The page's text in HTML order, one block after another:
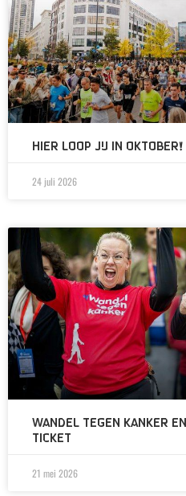
HIER LOOP JIJ IN OKTOBER!
24 juli 2026
WANDEL TEGEN KANKER
TICKET
21 mei 2026